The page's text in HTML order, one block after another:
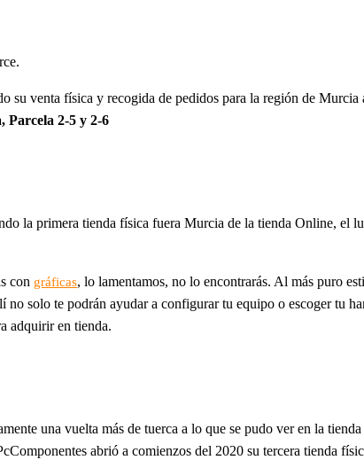
su venta física y recogida de pedidos para la región de
Parcela 2-5 y 2-6
la primera tienda física fuera Murcia de la tienda Online, el
con gráficas, lo lamentamos, no lo encontrarás. Al más puro
solo te podrán ayudar a configurar tu equipo o escoger tu
adquirir en tienda.
una vuelta más de tuerca a lo que se pudo ver en la
abrió a comienzos del 2020 su tercera tienda